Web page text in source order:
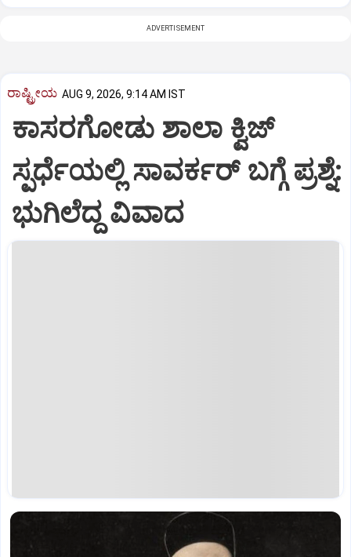
ADVERTISEMENT
ರಾಷ್ಟ್ರೀಯ AUG 9, 2026, 9:14 AM IST
ಕಾಸರಗೋಡು ಶಾಲಾ ಕ್ವಿಜ್‌
ಸ್ಪರ್ಧೆಯಲ್ಲಿ ಸಾವರ್ಕರ್‌ ಬಗ್ಗೆ ಪ್ರಶ್ನೆ:
ಭುಗಿಲೆದ್ದ ವಿವಾದ